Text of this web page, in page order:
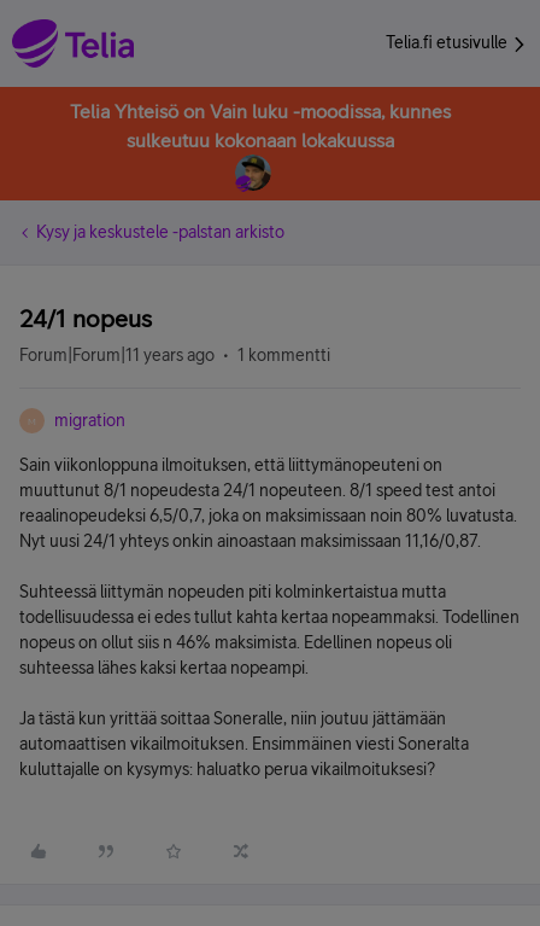
Telia.fi etusivulle
Telia Yhteisö on Vain luku -moodissa, kunnes
sulkeutuu kokonaan lokakuussa
Kysy ja keskustele -palstan arkisto
24/1 nopeus
Forum|Forum|11 years ago 1 kommentti
M migration
Sain viikonloppuna ilmoituksen, että liittymänopeuteni on
muuttunut 8/1 nopeudesta 24/1 nopeuteen. 8/1 speed test antoi
reaalinopeudeksi 6,5/0,7, joka on maksimissaan noin 80% luvatusta.
Nyt uusi 24/1 yhteys onkin ainoastaan maksimissaan 11,16/0,87.
Suhteessä liittymän nopeuden piti kolminkertaistua mutta
todellisuudessa ei edes tullut kahta kertaa nopeammaksi. Todellinen
nopeus on ollut siis n 46% maksimista. Edellinen nopeus oli
suhteessa lähes kaksi kertaa nopeampi.
Ja tästä kun yrittää soittaa Soneralle, niin joutuu jättämään
automaattisen vikailmoituksen. Ensimmäinen viesti Soneralta
kuluttajalle on kysymys: haluatko perua vikailmoituksesi?